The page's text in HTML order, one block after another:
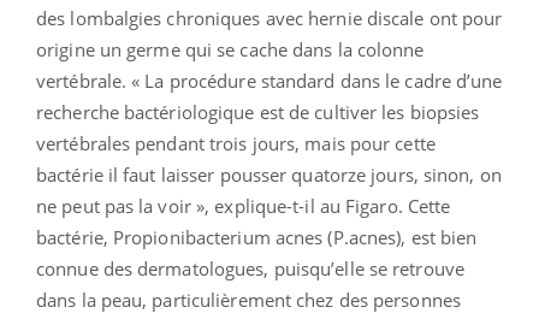
des lombalgies chroniques avec hernie discale ont pour
origine un germe qui se cache dans la colonne
vertébrale. « La procédure standard dans le cadre d’une
recherche bactériologique est de cultiver les biopsies
vertébrales pendant trois jours, mais pour cette
bactérie il faut laisser pousser quatorze jours, sinon, on
ne peut pas la voir », explique-t-il au Figaro. Cette
bactérie, Propionibacterium acnes (P.acnes), est bien
connue des dermatologues, puisqu’elle se retrouve
dans la peau, particulièrement chez des personnes